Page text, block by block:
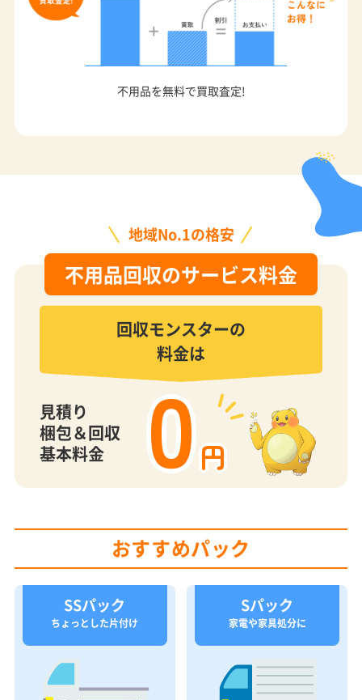
不用品を無料で買取査定!
地域No.1の格安
不用品回収のサービス料金
回収モンスターの
料金は
見積り
梱包＆回収
基本料金
0円
おすすめパック
SSパック
ちょっとした片付け
Sパック
家電や家具処分に